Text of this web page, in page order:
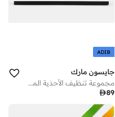
ADIB
جايسون مارك
مجموعة تنظيف الأحذية المصنوعة من الجلد السويدي الفاخر
89